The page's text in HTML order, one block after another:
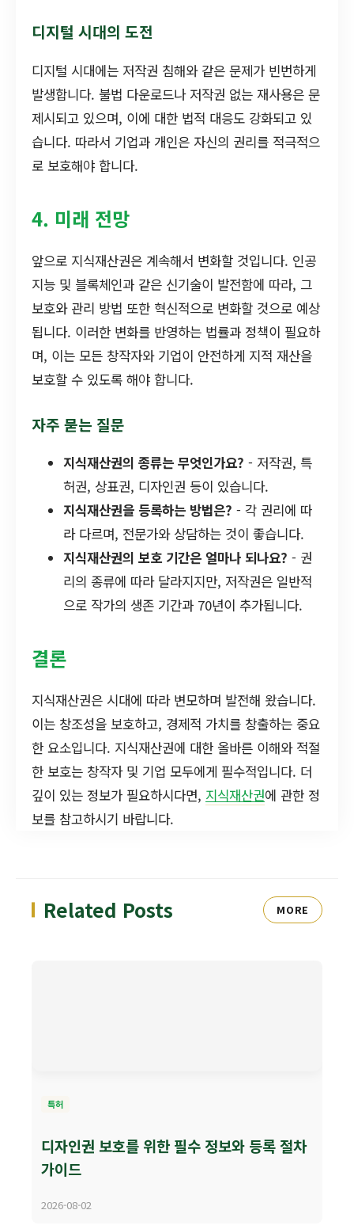
디지털 시대의 도전
디지털 시대에는 저작권 침해와 같은 문제가 빈번하게
발생합니다. 불법 다운로드나 저작권 없는 재사용은 문
제시되고 있으며, 이에 대한 법적 대응도 강화되고 있
습니다. 따라서 기업과 개인은 자신의 권리를 적극적으
로 보호해야 합니다.
4. 미래 전망
앞으로 지식재산권은 계속해서 변화할 것입니다. 인공
지능 및 블록체인과 같은 신기술이 발전함에 따라, 그
보호와 관리 방법 또한 혁신적으로 변화할 것으로 예상
됩니다. 이러한 변화를 반영하는 법률과 정책이 필요하
며, 이는 모든 창작자와 기업이 안전하게 지적 재산을
보호할 수 있도록 해야 합니다.
자주 묻는 질문
지식재산권의 종류는 무엇인가요? - 저작권, 특
허권, 상표권, 디자인권 등이 있습니다.
지식재산권을 등록하는 방법은? - 각 권리에 따
라 다르며, 전문가와 상담하는 것이 좋습니다.
지식재산권의 보호 기간은 얼마나 되나요? - 권
리의 종류에 따라 달라지지만, 저작권은 일반적
으로 작가의 생존 기간과 70년이 추가됩니다.
결론
지식재산권은 시대에 따라 변모하며 발전해 왔습니다.
이는 창조성을 보호하고, 경제적 가치를 창출하는 중요
한 요소입니다. 지식재산권에 대한 올바른 이해와 적절
한 보호는 창작자 및 기업 모두에게 필수적입니다. 더
깊이 있는 정보가 필요하시다면, 지식재산권에 관한 정
보를 참고하시기 바랍니다.
Related Posts MORE
특허
디자인권 보호를 위한 필수 정보와 등록 절차
가이드
2026-08-02